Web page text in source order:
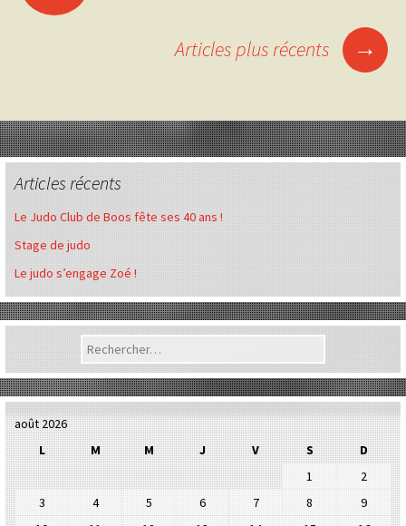
des
Articles plus récents →
Articles récents
Le Judo Club de Boos fête ses 40 ans !
Stage de judo
Le judo s’engage Zoé !
Rechercher :
août 2026
L
M M J V S
D
1
2
3
4 5 6 7 8
9